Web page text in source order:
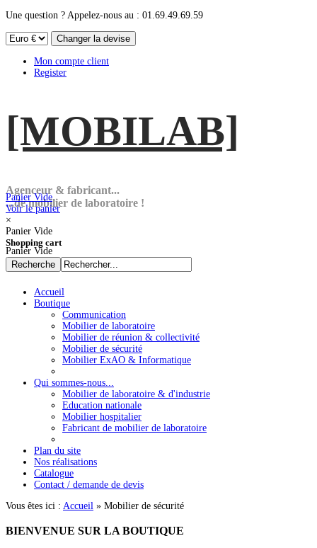
Une question ? Appelez-nous au : 01.69.49.69.59
Mon compte client
Register
[MOBILAB]
Agenceur & fabricant...
...de mobilier de laboratoire !
Panier Vide
Voir le panier
×
Panier Vide
Shopping cart
Panier Vide
Accueil
Boutique
Communication
Mobilier de laboratoire
Mobilier de réunion & collectivité
Mobilier de sécurité
Mobilier ExAO & Informatique
Qui sommes-nous...
Mobilier de laboratoire & d'industrie
Education nationale
Mobilier hospitalier
Fabricant de mobilier de laboratoire
Plan du site
Nos réalisations
Catalogue
Contact / demande de devis
Vous êtes ici : Accueil » Mobilier de sécurité
BIENVENUE SUR LA BOUTIQUE